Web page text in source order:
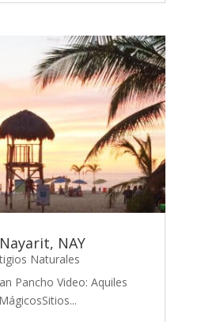
NAY
Naturales
Pancho Video: Aquiles